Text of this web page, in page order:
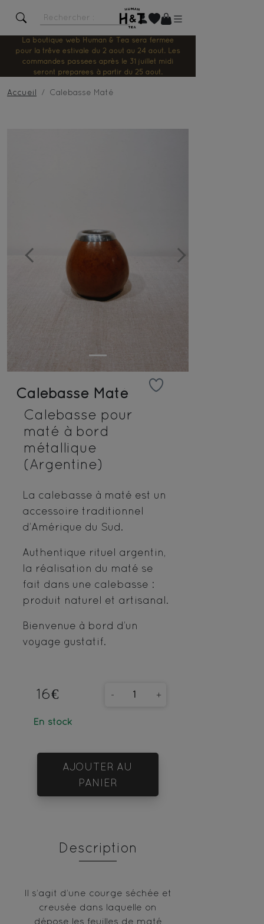
La boutique web Human & Tea sera fermée
pour la trêve estivale du 2 août au 24 août. Les
commandes passées après le 31 juillet midi
seront préparées à partir du 25 août.
Accueil Calebasse Maté
Previous Next
Calebasse Maté
Calebasse pour
maté à bord
métallique
(Argentine)
La calebasse à maté est un
accessoire traditionnel
d’Amérique du Sud.
Authentique rituel argentin,
la réalisation du maté se
fait dans une calebasse :
produit naturel et artisanal.
Bienvenue à bord d’un
voyage gustatif.
16€
En stock
- +
AJOUTER AU
PANIER
Description
Il s’agit d’une courge séchée et
creusée dans laquelle on
dépose les feuilles de maté